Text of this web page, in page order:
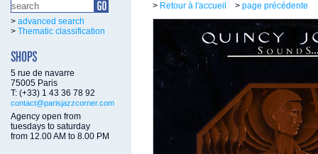
> advanced search
> Thematic classification
5 rue de navarre
75005 Paris
T: (+33) 1 43 36 78 92
contact@parisjazzcorner.com
Agency open from
tuesdays to saturday
from 12.00 AM to 8.00 PM
> Retour à l'accueil > page précédente